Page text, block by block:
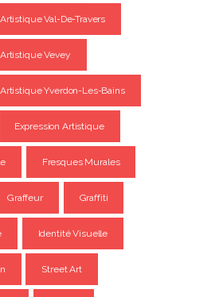
Val-De-Travers
Vevey
Yverdon-Les-Bains
Expression Artistique
Fresques Murales
Graffeur Graffiti
Identité Visuelle
Street Art